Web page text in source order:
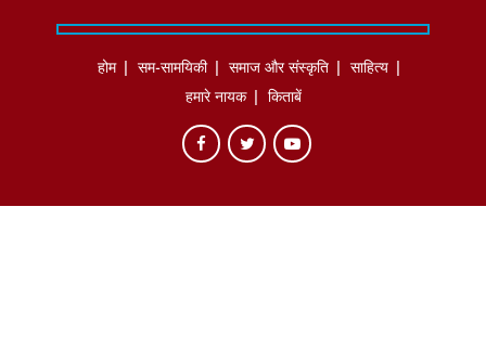
होम सम-सामयिकी समाज और संस्कृति
साहित्‍य
हमारे नायक
किताबें